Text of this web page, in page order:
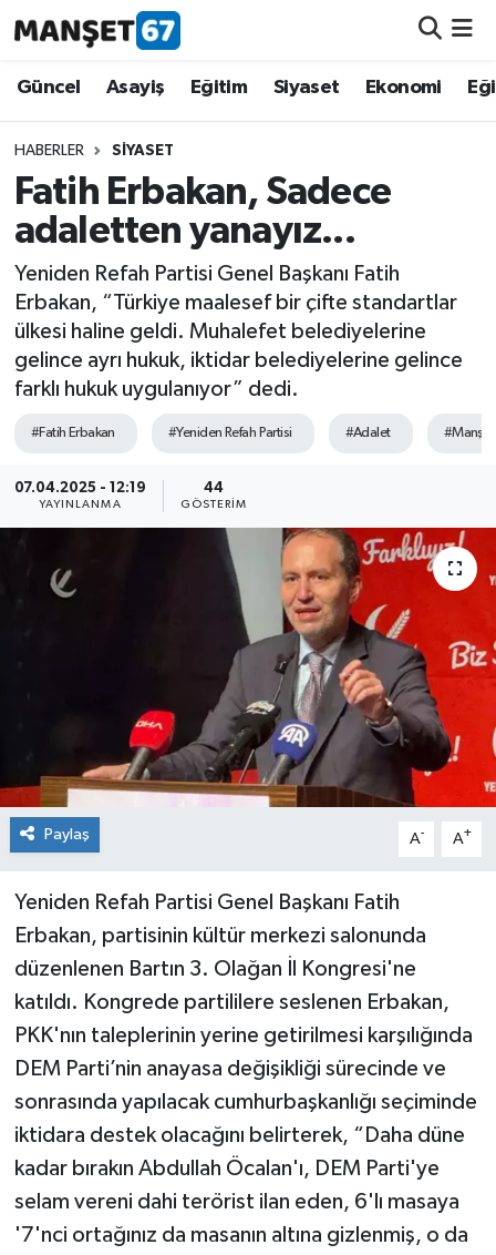
Güncel Asayiş Eğitim Siyaset Ekonomi
HABERLER SIYASET
Fatih Erbakan, Sadece
adaletten yanayız...
Yeniden Refah Partisi Genel Başkanı Fatih
Erbakan, “Türkiye maalesef bir çifte standartlar
ülkesi haline geldi. Muhalefet belediyelerine
gelince ayrı hukuk, iktidar belediyelerine gelince
farklı hukuk uygulanıyor” dedi.
#Fatih Erbakan #Yeniden Refah Partisi #Adalet
07.04.2025 - 12:19
YAYINLANMA
44
GÖSTERIM
Paylaş A- A+
Yeniden Refah Partisi Genel Başkanı Fatih
Erbakan, partisinin kültür merkezi salonunda
düzenlenen Bartın 3. Olağan İl Kongresi'ne
katıldı. Kongrede partililere seslenen Erbakan,
PKK'nın taleplerinin yerine getirilmesi karşılığında
DEM Parti’nin anayasa değişikliği sürecinde ve
sonrasında yapılacak cumhurbaşkanlığı seçiminde
iktidara destek olacağını belirterek, “Daha düne
kadar bırakın Abdullah Öcalan'ı, DEM Parti'ye
selam vereni dahi terörist ilan eden, 6'lı masaya
'7'nci ortağınız da masanın altına gizlenmiş, o da
Güncel
Asayiş
Siyaset
Eğitim
Ekonomi
Kültür-Sanat
Magazin
Mizah